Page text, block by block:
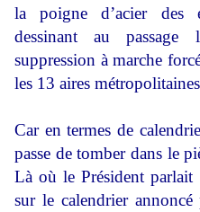
la poigne d’acier des
dessinant au passage
suppression à marche
les 13 aires
Car en termes de
passe de tomber dans le
Là où le Président parlait
sur le calendrier